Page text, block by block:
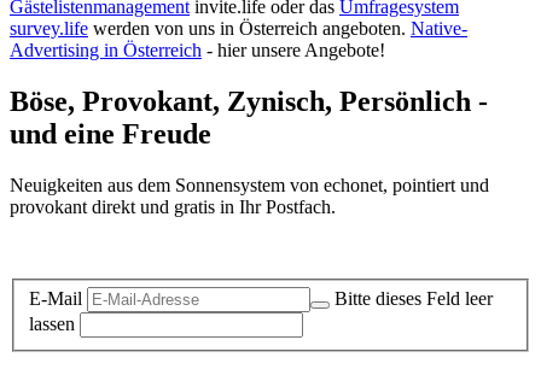
Gästelistenmanagement invite.life oder das Umfragesystem
survey.life werden von uns in Österreich angeboten. Native-
Advertising in Österreich - hier unsere Angebote!
Böse, Provokant, Zynisch, Persönlich -
und eine Freude
Neuigkeiten aus dem Sonnensystem von echonet, pointiert und
provokant direkt und gratis in Ihr Postfach.
E-Mail
Bitte dieses Feld leer
lassen